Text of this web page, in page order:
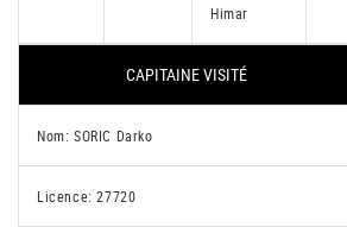
Himar
CAPITAINE VISITÉ
Nom: SORIC Darko
Licence: 27720